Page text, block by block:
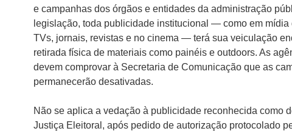
e campanhas dos órgãos e entidades da administração
legislação, toda publicidade institucional — como em
TVs, jornais, revistas e no cinema — terá sua veiculação
retirada física de materiais como painéis e outdoors. As
devem comprovar à Secretaria de Comunicação que as
permanecerão desativadas.
Não se aplica a vedação à publicidade reconhecida como
Justiça Eleitoral, após pedido de autorização protocolado